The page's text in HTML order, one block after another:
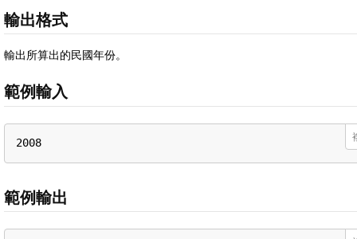
輸出格式
輸出所算出的民國年份。
範例輸入
2008
範例輸出